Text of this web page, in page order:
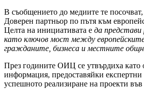
В съобщението до медиите те
Доверен партньор по пътя към
Целта на инициативата е да
като ключов мост между
гражданите, бизнеса и местните
През годините ОИЦ се утвърдиха като
информация, предоставяйки експертни
успешното реализиране на проекти